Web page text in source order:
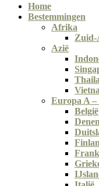
Home
Bestemmingen
Afrika
Azië
Europa A –
België